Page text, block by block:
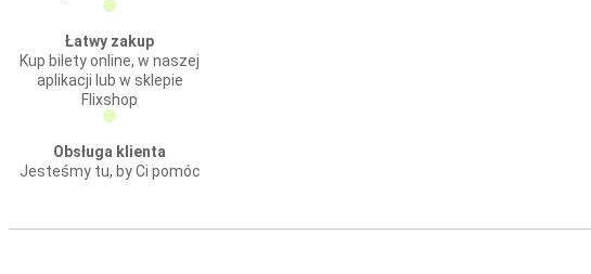
Łatwy zakup
Kup bilety online, w naszej
aplikacji lub w sklepie
Flixshop
Obsługa klienta
Jesteśmy tu, by Ci pomóc